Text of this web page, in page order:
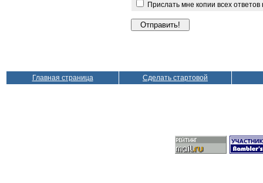
Прислать мне копии всех
Главная страница Сделать стартовой